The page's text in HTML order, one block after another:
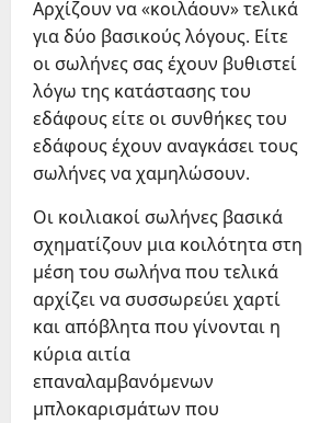
Αρχίζουν να «κοιλάουν» τελικά
για δύο βασικούς λόγους. Είτε
οι σωλήνες σας έχουν βυθιστεί
λόγω της κατάστασης του
εδάφους είτε οι συνθήκες του
εδάφους έχουν αναγκάσει τους
σωλήνες να χαμηλώσουν.
Οι κοιλιακοί σωλήνες βασικά
σχηματίζουν μια κοιλότητα στη
μέση του σωλήνα που τελικά
αρχίζει να συσσωρεύει χαρτί
και απόβλητα που γίνονται η
κύρια αιτία
επαναλαμβανόμενων
μπλοκαρισμάτων που